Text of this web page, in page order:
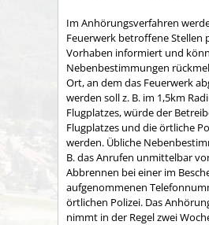
Im Anhörungsverfahren
Feuerwerk betroffene Stellen
Vorhaben informiert und
Nebenbestimmungen
Ort, an dem das Feuerwerk
werden soll z. B. im 1,5km
Flugplatzes, würde der
Flugplatzes und die örtliche
werden. Übliche
B. das Anrufen unmittelbar
Abbrennen bei einer im
aufgenommenen
örtlichen Polizei. Das
nimmt in der Regel zwei